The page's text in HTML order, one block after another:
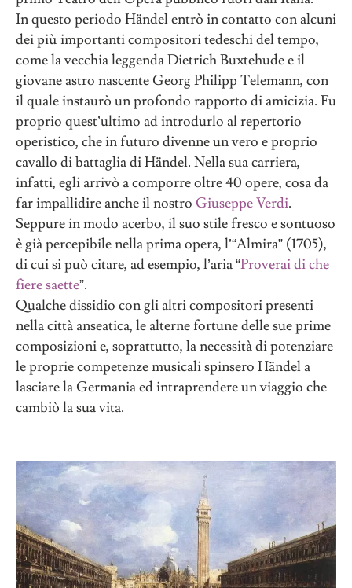
In questo periodo Händel entrò in contatto con alcuni
dei più importanti compositori tedeschi del tempo,
come la vecchia leggenda Dietrich Buxtehude e il
giovane astro nascente Georg Philipp Telemann, con
il quale instaurò un profondo rapporto di amicizia. Fu
proprio quest’ultimo ad introdurlo al repertorio
operistico, che in futuro divenne un vero e proprio
cavallo di battaglia di Händel. Nella sua carriera,
infatti, egli arrivò a comporre oltre 40 opere, cosa da
far impallidire anche il nostro Giuseppe Verdi.
Seppure in modo acerbo, il suo stile fresco e sontuoso
è già percepibile nella prima opera, l’“Almira” (1705),
di cui si può citare, ad esempio, l’aria “Proverai di che
fiere saette”.
Qualche dissidio con gli altri compositori presenti
nella città anseatica, le alterne fortune delle sue prime
composizioni e, soprattutto, la necessità di potenziare
le proprie competenze musicali spinsero Händel a
lasciare la Germania ed intraprendere un viaggio che
cambiò la sua vita.